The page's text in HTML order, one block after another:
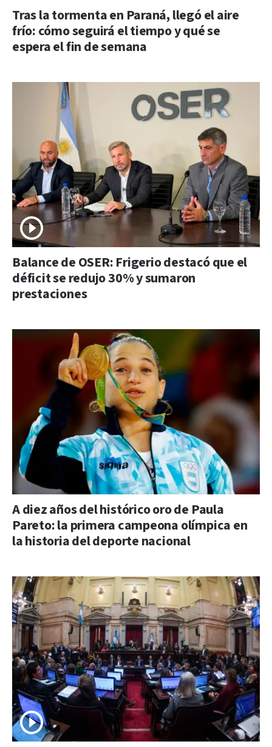
Tras la tormenta en Paraná, llegó el aire
frío: cómo seguirá el tiempo y qué se
espera el fin de semana
Balance de OSER: Frigerio destacó que el
déficit se redujo 30% y sumaron
prestaciones
A diez años del histórico oro de Paula
Pareto: la primera campeona olímpica en
la historia del deporte nacional